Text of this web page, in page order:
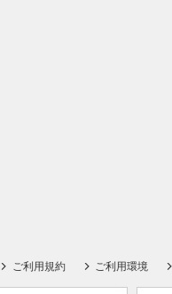
ご利用規約 ご利用環境